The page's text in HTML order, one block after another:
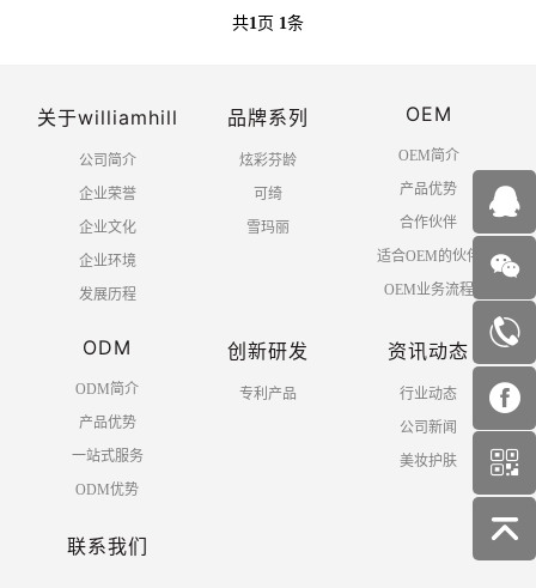
共1页 1条
关于williamhill
公司简介
企业荣誉
企业文化
企业环境
发展历程
品牌系列
炫彩芬龄
可绮
雪玛丽
OEM
OEM简介
产品优势
合作伙伴
适合OEM的伙伴
OEM业务流程
ODM
ODM简介
产品优势
一站式服务
ODM优势
创新研发
专利产品
资讯动态
行业动态
公司新闻
美妆护肤
联系我们